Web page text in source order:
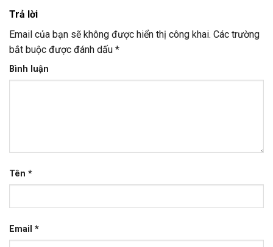
Trả lời
Email của bạn sẽ không được hiển thị công khai. Các trường
bắt buộc được đánh dấu *
Bình luận
Tên *
Email *